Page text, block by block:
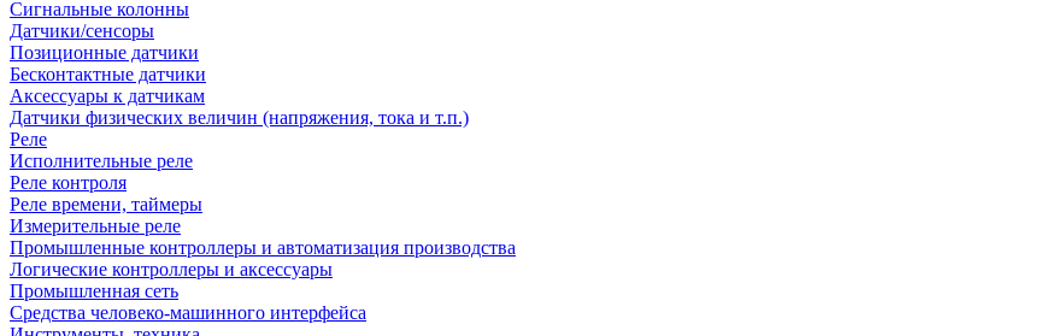
Сигнальные колонны
Датчики/сенсоры
Позиционные датчики
Бесконтактные датчики
Аксессуары к датчикам
Датчики физических величин (напряжения, тока и т.п.)
Реле
Исполнительные реле
Реле контроля
Реле времени, таймеры
Измерительные реле
Промышленные контроллеры и автоматизация производства
Логические контроллеры и аксессуары
Промышленная сеть
Средства человеко-машинного интерфейса